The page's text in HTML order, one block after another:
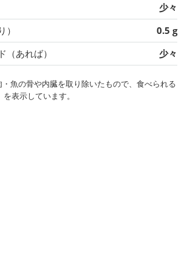
少々
0.5 g
（あれば）
少々
魚の骨や内臓を取り除いたもので、食べられる
表示しています。